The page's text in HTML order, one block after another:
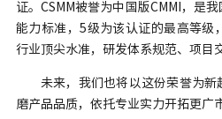
证。CSMM被誉为中国版CMMI，是
能力标准，5级为该认证的最高等级
行业顶尖水准，研发体系规范、项目
未来，我们也将以这份荣誉为
磨产品品质，依托专业实力开拓更广